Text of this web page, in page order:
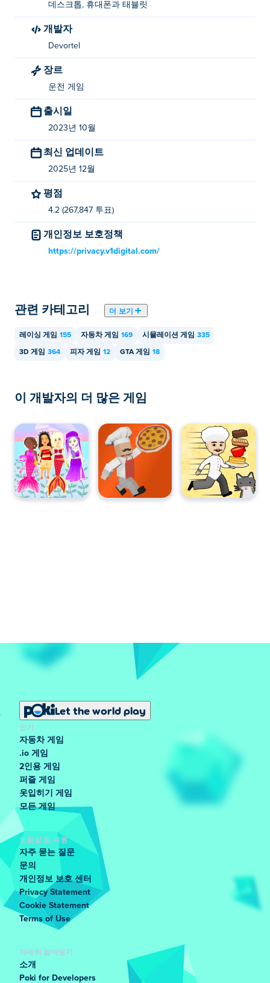
Vortelli의 피자 배달을 만든 사람은 누구입니까?
Vortelli의 피자 배달은 Devortel에 의해 만들어졌습니다.
다음에서 다른 게임을 플레이하세요. Poki (포키):
Vortelli's Pizza
Vortelli's Pizza Delivery를 무료로 플레이하려면
어떻게 해야 하나요?
ᴘεᴋʃ에서 Vortelli의 피자 배달을 무료로 플레이할 수 있습
모바일 기기와 데스크톱에서 Vortelli's Pizza
Vortelli의 피자 배달은 컴퓨터와 휴대폰, 태블릿과 같은
데스크톱, 휴대폰과 태블릿
개발자
Devortel
장르
운전 게임
출시일
2023년 10월
최신 업데이트
2025년 12월
평점
4.2 (267,847 투표)
개인정보 보호정책
https://privacy.v1digital.com/
관련 카테고리 더 보기
레이싱 게임 155 자동차 게임 169 시뮬레이션 게임 335
3D 게임 364 피자 게임 12 GTA 게임 18
이 개발자의 더 많은 게임
Let the world play
인기
자동차 게임
.io 게임
2인용 게임
퍼즐 게임
옷입히기 게임
모든 게임
도움말 및 지원
자주 묻는 질문
문의
개인정보 보호 센터
Privacy Statement
Cookie Statement
Terms of Use
자세히 알아보기
소개
Poki for Developers